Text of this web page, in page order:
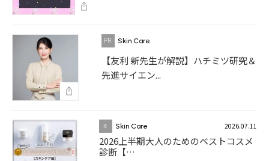
Skin Care
【友利 新先生が解説】ハチミツ研究＆
先進サイエン...
4 Skin Care 2026.07.11
2026上半期大人のためのベストコスメ
診断【…